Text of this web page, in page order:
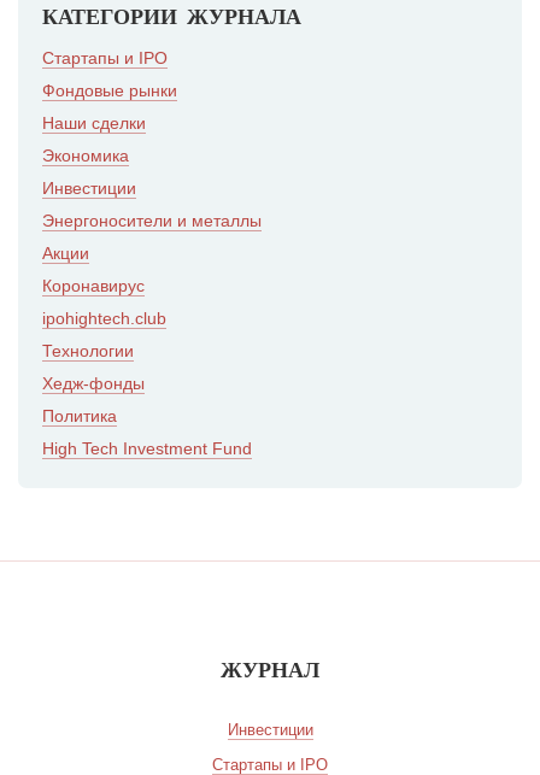
КАТЕГОРИИ ЖУРНАЛА
Стартапы и IPO
Фондовые рынки
Наши сделки
Экономика
Инвестиции
Энергоносители и металлы
Акции
Коронавирус
ipohightech.club
Технологии
Хедж-фонды
Политика
High Tech Investment Fund
ЖУРНАЛ
Инвестиции
Стартапы и IPO